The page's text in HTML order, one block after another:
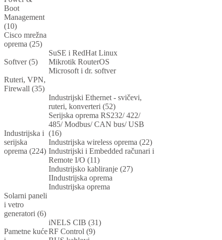
Boot
Management
(10)
Cisco mrežna
oprema (25)
Softver (5)
SuSE i RedHat Linux
Mikrotik RouterOS
Microsoft i dr. softver
Ruteri, VPN,
Firewall (35)
Industrijska i
serijska
oprema (224)
Industrijski Ethernet - svičevi,
ruteri, konverteri (52)
Serijska oprema RS232/ 422/
485/ Modbus/ CAN bus/ USB
(16)
Industrijska wireless oprema (22)
Industrijski i Embedded računari i
Remote I/O (11)
Industrijsko kabliranje (27)
IIndustrijska oprema
Industrijska oprema
Solarni paneli
i vetro
generatori (6)
Pametne kuće
iNELS CIB (31)
RF Control (9)